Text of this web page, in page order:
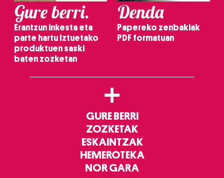
Gure berri.
Erantzun inkesta eta
parte hartu Iztuetako
produktuen saski
baten zozketan
Denda
Papereko zenbakiak
PDF formatuan
+
GURE BERRI
ZOZKETAK
ESKAINTZAK
HEMEROTEKA
NOR GARA